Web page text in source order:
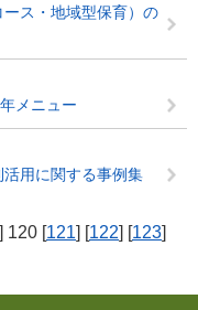
ス・地域型保育）の
メニュー
用に関する事例集
] 120 [121] [122] [123]